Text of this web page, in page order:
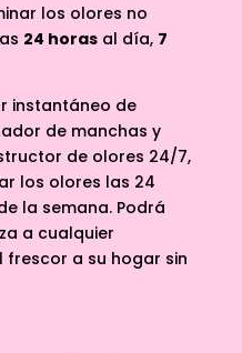
los olores no
24 horasal día, 7
instantáneo de
de manchas y
de olores 24/7,
los olores las 24
la semana. Podrá
a cualquier
frescor a su hogar sin